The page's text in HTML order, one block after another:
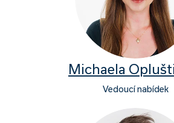
Michaela
Vedoucí nabídek